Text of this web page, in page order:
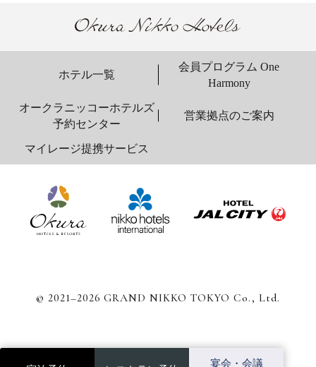
ホテル一覧
会員プログラム One
Harmony
オークラニッコーホテルズ
予約センター
営業拠点のご案内
マイレージ提携サービス
© 2021–2026 GRAND NIKKO TOKYO Co., Ltd.
宴会・会議